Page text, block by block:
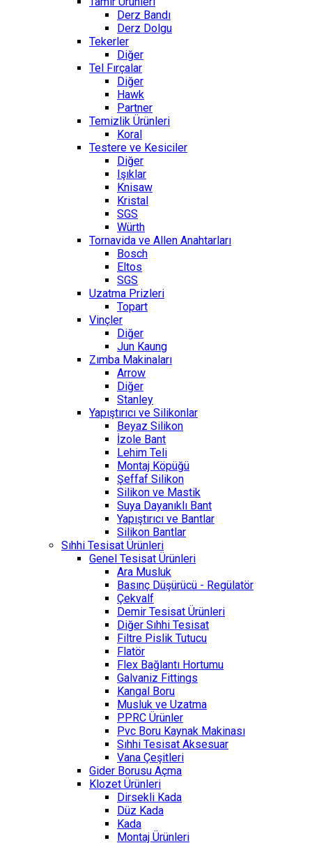
Derz Bandı
Derz Dolgu
Tekerler
Diğer
Tel Fırçalar
Diğer
Hawk
Partner
Temizlik Ürünleri
Koral
Testere ve Kesiciler
Diğer
Işıklar
Knisaw
Kristal
SGS
Würth
Tornavida ve Allen Anahtarları
Bosch
Eltos
SGS
Uzatma Prizleri
Topart
Vinçler
Diğer
Jun Kaung
Zımba Makinaları
Arrow
Diğer
Stanley
Yapıştırıcı ve Silikonlar
Beyaz Silikon
İzole Bant
Lehim Teli
Montaj Köpüğü
Şeffaf Silikon
Silikon ve Mastik
Suya Dayanıklı Bant
Yapıştırıcı ve Bantlar
Silikon Bantlar
Sıhhi Tesisat Ürünleri
Genel Tesisat Ürünleri
Ara Musluk
Basınç Düşürücü - Regülatör
Çekvalf
Demir Tesisat Ürünleri
Diğer Sıhhi Tesisat
Filtre Pislik Tutucu
Flatör
Flex Bağlantı Hortumu
Galvaniz Fittings
Kangal Boru
Musluk ve Uzatma
PPRC Ürünler
Pvc Boru Kaynak Makinası
Sıhhi Tesisat Aksesuar
Vana Çeşitleri
Gider Borusu Açma
Klozet Ürünleri
Dirsekli Kada
Düz Kada
Kada
Montaj Ürünleri